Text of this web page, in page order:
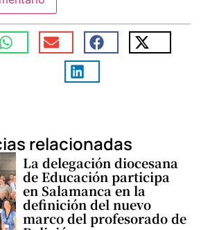
relacionadas
La delegación diocesana
de Educación participa
en Salamanca en la
definición del nuevo
marco del profesorado de